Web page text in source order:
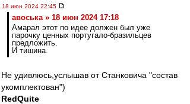
18 июн 2024 22:45
авоська » 18 июн 2024 17:18
Амарал этот по идее должен был уже
парочку ценных португало-бразильцев
предложить.
И тишина.
Не удивлюсь,услышав от Станковича "состав
укомплектован")
RedQuite